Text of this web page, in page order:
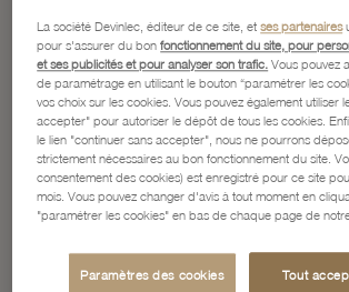
La société Devinlec, éditeur de ce site, etses partenaires
pour s'assurer du bonfonctionnement du site, pour
et ses publicités et pour analyser son trafic. Vous pouvez
de paramétrage en utilisant le bouton “paramétrer les
vos choix sur les cookies. Vous pouvez également utiliser
accepter" pour autoriser le dépôt de tous les cookies.
le lien "continuer sans accepter", nous ne pourrons
strictement nécessaires au bon fonctionnement du site.
consentement des cookies) est enregistré pour ce site
mois. Vous pouvez changer d'avis à tout moment en
"paramétrer les cookies" en bas de chaque page de
Paramètres des cookies Tout